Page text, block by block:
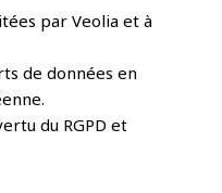
par Veolia et à
de données en
du RGPD et